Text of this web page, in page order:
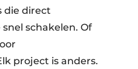
die direct
schakelen. Of
project is anders.